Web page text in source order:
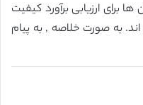
ارزیابی برآورد کیفیت
به صورت خلاصه , به پیام